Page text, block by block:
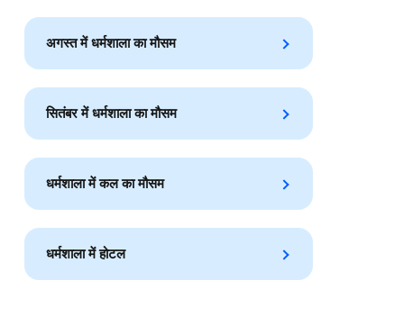
अगस्त में धर्मशाला का मौसम
सितंबर में धर्मशाला का मौसम
धर्मशाला में कल का मौसम
धर्मशाला में होटल